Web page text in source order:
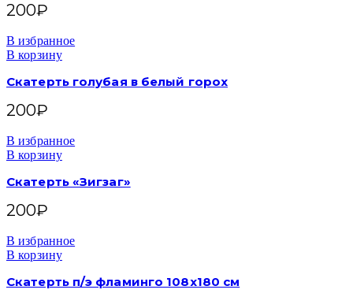
200₽
В избранное
В корзину
Скатерть голубая в белый горох
200₽
В избранное
В корзину
Скатерть «Зигзаг»
200₽
В избранное
В корзину
Скатерть п/э фламинго 108х180 см